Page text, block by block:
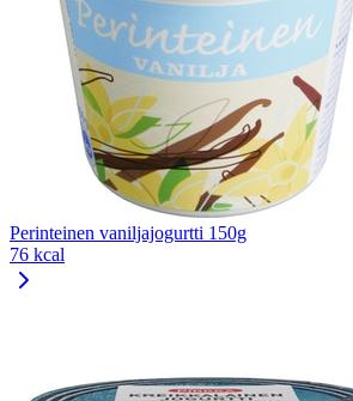
Perinteinen vaniljajogurtti 150g
76 kcal